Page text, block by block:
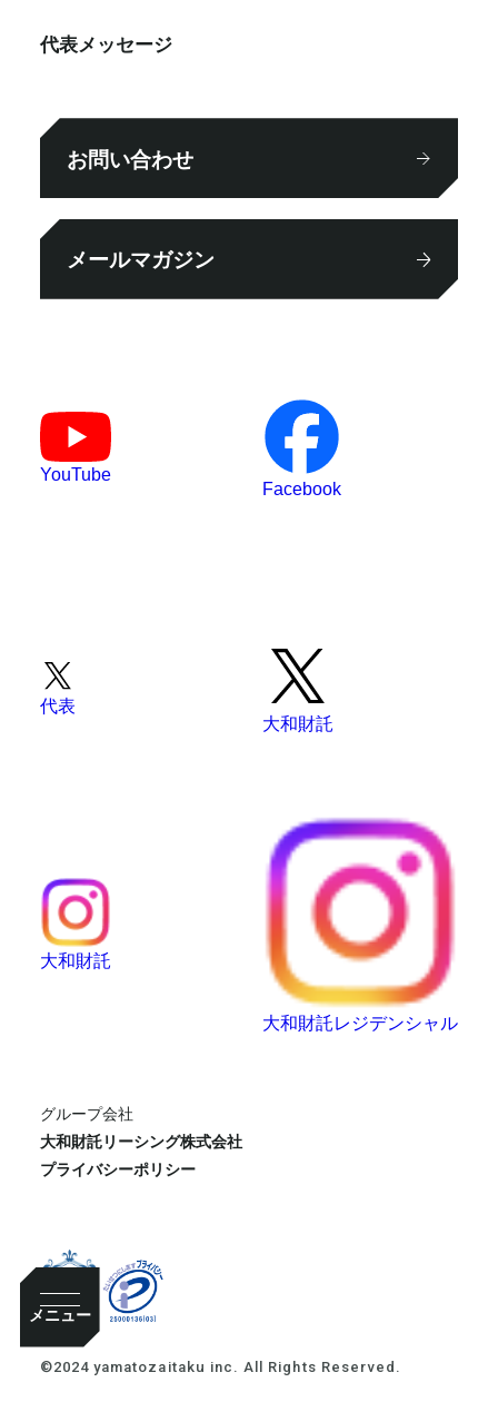
メニュー
代表メッセージ
お問い合わせ
メールマガジン
YouTube
Facebook
代表
大和財託
大和財託
大和財託レジデンシャル
グループ会社
大和財託リーシング株式会社
プライバシーポリシー
©2024 yamatozaitaku inc. All Rights Reserved.